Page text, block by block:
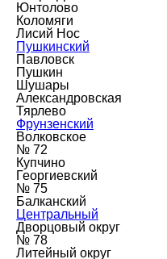
Юнтолово
Коломяги
Лисий Нос
Пушкинский
Павловск
Пушкин
Шушары
Александровская
Тярлево
Фрунзенский
Волковское
№ 72
Купчино
Георгиевский
№ 75
Балканский
Центральный
Дворцовый округ
№ 78
Литейный округ